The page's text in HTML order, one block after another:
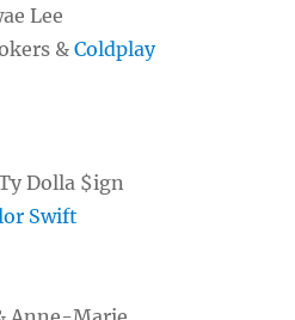
Lee
&Coldplay
Dolla $ign
Swift